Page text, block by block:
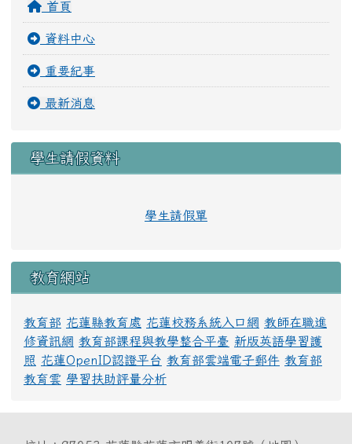
首頁
資料中心
重要紀事
最新消息
學生請假資料
學生請假單
教育網站
教育部 花蓮縣教育處 花蓮校務系統入口網 教師在職進
修資訊網 教育部課程與教學整合平臺 新版英語學習護
照 花蓮OpenID認證平台 教育部雲端電子郵件 教育部
教育雲 學習扶助評量分析